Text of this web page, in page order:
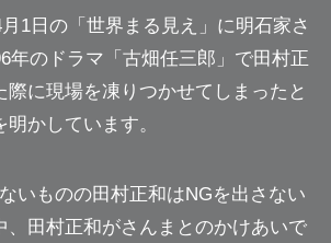
1日の「世界まる見え」に明石家さ
年のドラマ「古畑任三郎」で田村正
際に現場を凍りつかせてしまったと
かしています。
いものの田村正和はNGを出さない
、田村正和がさんまとのかけあいで